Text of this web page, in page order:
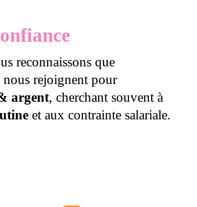
reconnaissons que
nous rejoignent pour
argent, cherchant souvent à
et aux contrainte salariale.